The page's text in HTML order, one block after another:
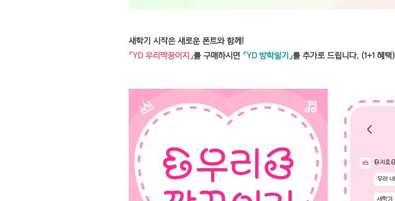
새학기 시작은 새로운 폰트와 함께!
「YD 우리짝꿍이지」를 구매하시면 「YD 방학일기」를 추가로 드립니다. (1+1 혜택)